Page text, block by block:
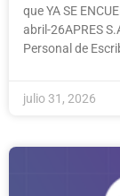
que YA SE
abril-26APRES
Personal de
julio 31, 2026